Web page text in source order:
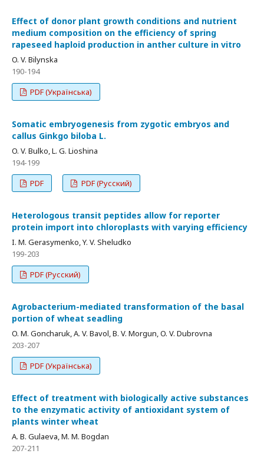
Effect of donor plant growth conditions and nutrient
medium composition on the efficiency of spring
rapeseed haploid production in anther culture in vitro
O. V. Bilynska
190-194
PDF (Українська)
Somatic embryogenesis from zygotic embryos and
callus Ginkgo biloba L.
O. V. Bulko, L. G. Lioshina
194-199
PDF
PDF (Русский)
Heterologous transit peptides allow for reporter
protein import into chloroplasts with varying efficiency
I. M. Gerasymenko, Y. V. Sheludko
199-203
PDF (Русский)
Agrobacterium-mediated transformation of the basal
portion of wheat seadling
O. M. Goncharuk, A. V. Bavol, B. V. Morgun, O. V. Dubrovna
203-207
PDF (Українська)
Effect of treatment with biologically active substances
to the enzymatic activity of antioxidant system of
plants winter wheat
A. B. Gulaevа, M. M. Bogdan
207-211